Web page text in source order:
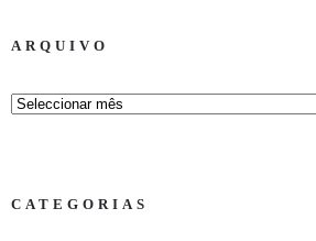
ARQUIVO
CATEGORIAS